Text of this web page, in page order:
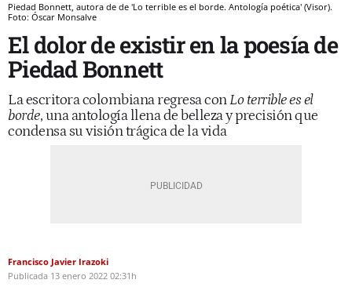
Piedad Bonnett, autora de de 'Lo terrible es el borde. Antología poética' (Visor).
Foto: Óscar Monsalve
El dolor de existir en la poesía de
Piedad Bonnett
La escritora colombiana regresa conLo terrible es el
borde, una antología llena de belleza y precisión que
condensa su visión trágica de la vida
Francisco Javier Irazoki
Publicada 13 enero 2022 02:31h